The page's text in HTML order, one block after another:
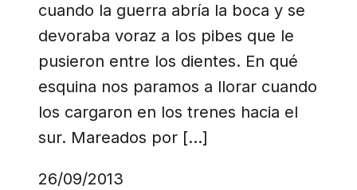
cuando la guerra abría la boca y se
devoraba voraz a los pibes que le
pusieron entre los dientes. En qué
esquina nos paramos a llorar cuando
los cargaron en los trenes hacia el
sur. Mareados por […]
26/09/2013